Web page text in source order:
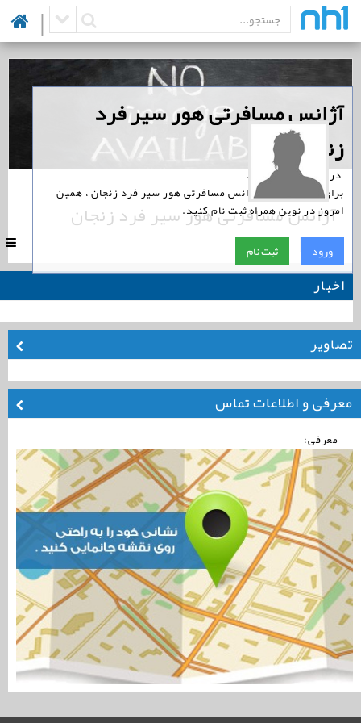
|
‏آژانس مسافرتی هور سیر فرد
زنجان
‏ در نوین همراه است.
برای پیگیری اخبار آژانس مسافرتی هور سیر فرد زنجان ، همین
امروز در نوین همراه ثبت نام کنید.
ورود ثبت نام
آژانس مسافرتی هور سیر فرد زنجان
|
اخبار
تصاویر
معرفی و اطلاعات تماس
معرفی: